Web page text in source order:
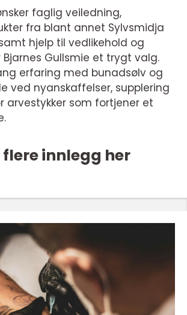
faglig veiledning,
fra blant annet Sylvsmidja
hjelp til vedlikehold og
Bjarnes Gullsmie et trygt valg.
erfaring med bunadsølv og
ved nyanskaffelser, supplering
arvestykker som fortjener et
flere innlegg her